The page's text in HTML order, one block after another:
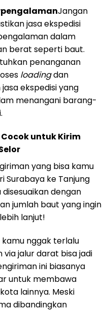
Jangan
jasa ekspedisi
dalam
berat seperti baut.
penanganan
loadingdan
ekspedisi yang
menangani barang-
untuk Kirim
yang bisa kamu
Surabaya ke Tanjung
disesuaikan dengan
jumlah baut yang ingin
lanjut!
kamu nggak terlalu
jalur darat bisa jadi
ini biasanya
untuk membawa
lainnya. Meski
dibandingkan